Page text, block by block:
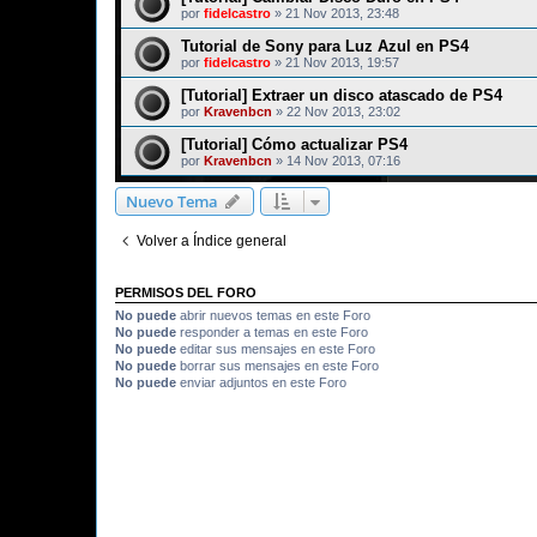
por fidelcastro » 21 Nov 2013, 23:48
Tutorial de Sony para Luz Azul en PS4
por fidelcastro » 21 Nov 2013, 19:57
[Tutorial] Extraer un disco atascado de PS4
por Kravenbcn » 22 Nov 2013, 23:02
[Tutorial] Cómo actualizar PS4
por Kravenbcn » 14 Nov 2013, 07:16
Nuevo Tema
Volver a Índice general
PERMISOS DEL FORO
No puede abrir nuevos temas en este Foro
No puede responder a temas en este Foro
No puede editar sus mensajes en este Foro
No puede borrar sus mensajes en este Foro
No puede enviar adjuntos en este Foro